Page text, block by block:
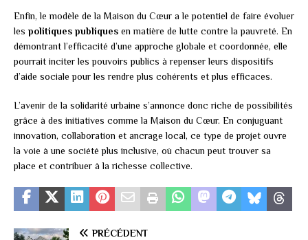
Enfin, le modèle de la Maison du Cœur a le potentiel de faire évoluer
les politiques publiques en matière de lutte contre la pauvreté. En
démontrant l’efficacité d’une approche globale et coordonnée, elle
pourrait inciter les pouvoirs publics à repenser leurs dispositifs
d’aide sociale pour les rendre plus cohérents et plus efficaces.
L’avenir de la solidarité urbaine s’annonce donc riche de possibilités
grâce à des initiatives comme la Maison du Cœur. En conjuguant
innovation, collaboration et ancrage local, ce type de projet ouvre
la voie à une société plus inclusive, où chacun peut trouver sa
place et contribuer à la richesse collective.
PRÉCÉDENT